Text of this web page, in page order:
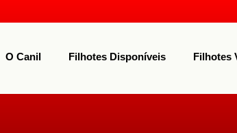
O Canil Filhotes Disponíveis Filhotes